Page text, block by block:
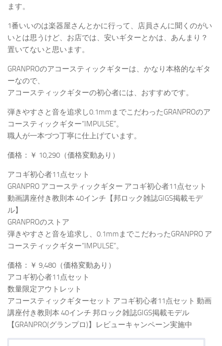
ます。
1番いいのは楽器屋さんとかに行って、店員さんに聞くのがい
いとは思うけど、お店では、安いギターとかは、あんまり？
置いてないと思います。
GRANPROのアコースティックギターは、かなり本格的なギタ
ーなので、
アコースティックギターの初心者には、おすすめです。
弾きやすさと音を追求し0.1mmまでこだわったGRANPROのア
コースティックギター“IMPULSE”。
職人が一本づつ丁寧に仕上げています。
価格：￥ 10,290（価格変動あり）
アコギ初心者11点セット
GRANPRO アコースティックギター アコギ初心者11点セット
動画講座付き教則本 40インチ【邦ロック雑誌GIGS掲載モデ
ル】
GRANPROのストア
弾きやすさと音を追求し、0.1mmまでこだわったGRANPRO ア
コースティックギター“IMPULSE”。
価格：￥ 9,480（価格変動あり）
アコギ初心者11点セット
数量限定アウトレット
アコースティックギターセット アコギ初心者11点セット 動画
講座付き教則本 40インチ 邦ロック雑誌GIGS掲載モデル
【GRANPRO(グランプロ)】レビューキャンペーン実施中